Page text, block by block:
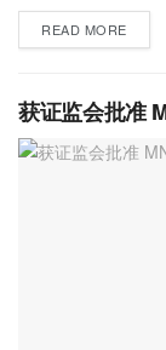
READ MORE
获证监会批准